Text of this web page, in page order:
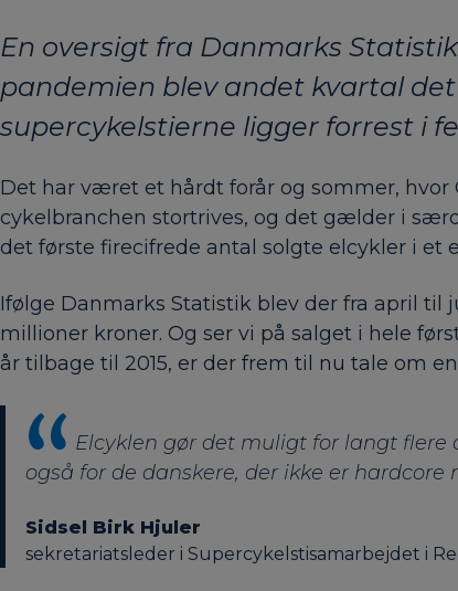
En oversigt fra Danmarks
pandemien blev andet kvartal
supercykelstierne ligger forrest i
Det har været et hårdt forår og sommer,
cykelbranchen stortrives, og det gælder i
det første firecifrede antal solgte elcykler i et
Ifølge Danmarks Statistik blev der fra april til
millioner kroner. Og ser vi på salget i hele
år tilbage til 2015, er der frem til nu tale om
Elcyklen gør det muligt for langt
også for de danskere, der ikke er hardcore
Sidsel Birk Hjuler
sekretariatsleder i Supercykelstisamarbejdet i